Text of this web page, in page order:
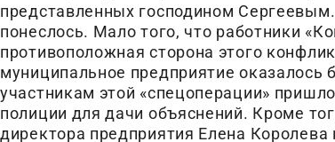
представленных господином
понеслось. Мало того, что работники
противоположная сторона этого
муниципальное предприятие оказалось
участникам этой «спецоперации»
полиции для дачи объяснений. Кроме
директора предприятия Елена Королева